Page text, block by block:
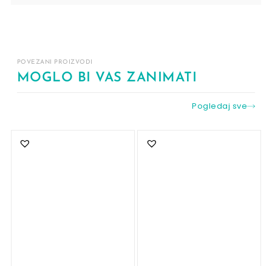
POVEZANI PROIZVODI
MOGLO BI VAS ZANIMATI
Pogledaj sve